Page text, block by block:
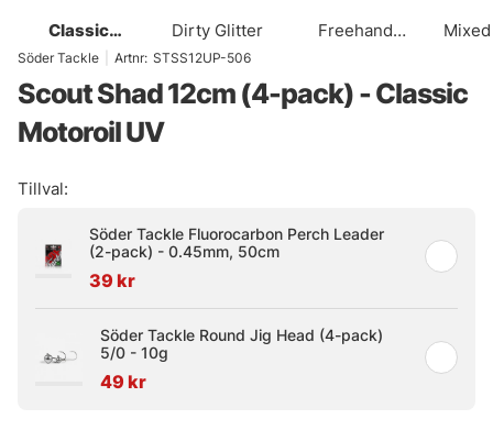
Classic
Motoroil UV
Dirty Glitter
Freehand
Söder Tackle Artnr: STSS12UP-506
Scout Shad 12cm (4-pack) - Classic
Motoroil UV
Tillval:
Söder Tackle Fluorocarbon Perch Leader
(2-pack) - 0.45mm, 50cm
39 kr
Söder Tackle Round Jig Head (4-pack)
5/0 - 10g
49 kr